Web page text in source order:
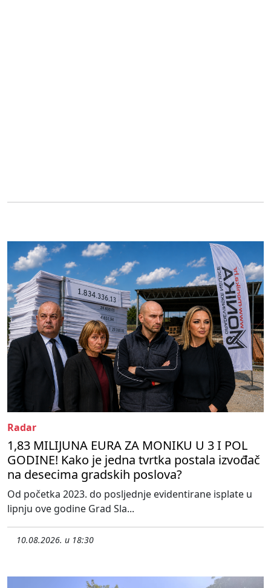
Radar
1,83 MILIJUNA EURA ZA MONIKU U 3 I POL
GODINE! Kako je jedna tvrtka postala izvođač
na desecima gradskih poslova?
Od početka 2023. do posljednje evidentirane isplate u
lipnju ove godine Grad Sla...
10.08.2026. u 18:30